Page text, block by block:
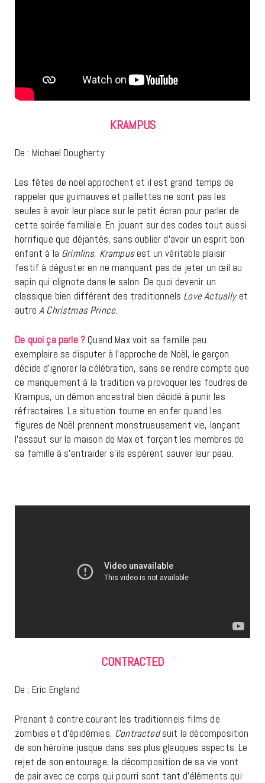
KRAMPUS
De : Michael Dougherty
Les fêtes de noël approchent et il est grand temps de
rappeler que guimauves et paillettes ne sont pas les
seules à avoir leur place sur le petit écran pour parler de
cette soirée familiale. En jouant sur des codes tout aussi
horrifique que déjantés, sans oublier d’avoir un esprit bon
enfant à la Grimlins, Krampusest un véritable plaisir
festif à déguster en ne manquant pas de jeter un œil au
sapin qui clignote dans le salon. De quoi devenir un
classique bien différent des traditionnels Love Actuallyet
autreA Christmas Prince.
De quoi ça parle ? Quand Max voit sa famille peu
exemplaire se disputer à l’approche de Noël, le garçon
décide d’ignorer la célébration, sans se rendre compte que
ce manquement à la tradition va provoquer les foudres de
Krampus, un démon ancestral bien décidé à punir les
réfractaires. La situation tourne en enfer quand les
figures de Noël prennent monstrueusement vie, lançant
l’assaut sur la maison de Max et forçant les membres de
sa famille à s’entraider s’ils espèrent sauver leur peau.
CONTRACTED
De : Eric England
Prenant à contre courant les traditionnels films de
zombies et d’épidémies, Contractedsuit la décomposition
de son héroïne jusque dans ses plus glauques aspects. Le
rejet de son entourage, la décomposition de sa vie vont
de pair avec ce corps qui pourri sont tant d’éléments qui